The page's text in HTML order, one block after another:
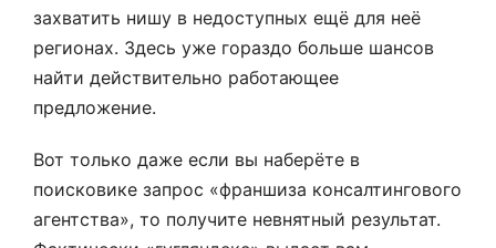
захватить нишу в недоступных ещё для неё
регионах. Здесь уже гораздо больше шансов
найти действительно работающее
предложение.
Вот только даже если вы наберёте в
поисковике запрос «франшиза консалтингового
агентства», то получите невнятный результат.